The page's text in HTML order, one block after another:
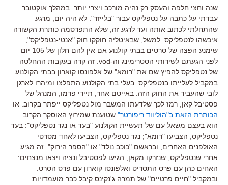
שנה וחצי חלפה והעסק רק נהיה מורכב ויצרי יותר. במהלך אוקטובר
עבדתי על כתבה על נטפליקס עבור "בלייזר". לא היה יום, מרגע
שהתחלתי לכתוב אותה ועד לרגע זה, שלא התפרסמה כותרת הקשורה
איכשהו לנטפליקס. למשל, שבאיטליה חוקקו חוק "אנטי-נטפליקס",
שימנע הפצה של סרטים בבתי קולנוע אם אין להם חלון של 105 יום
לפני הגעתם לשירותי הסטרימינג וה-vod. זה קרה בעקבות ההחלטה
של נטפליקס להפיץ שם את "רומא" של אלפונסו קוארון בבתי הקולנוע
במקביל לעלייתו בנטפליקס. בעלי בתי הקולנוע התפלצו ומיהרו לארגן
לובי שהעביר את החוק הזה. באייטם אחר, תיירי פרמו, המנהל של
פסטיבל קאן, רמז לכך שלדעתו המשבר מול נטפליקס ייפתר בקרוב. או
הכותרת הזאת ב"הוליווד ריפורטר" שטוענת שמירוץ האוסקר הקרוב
הוא בעצם משאל עם של תעשיית הקולנוע "בעד או נגד נטפליקס": בעד
נטפליקס, הצביעו "רומא"; נגד נטפליקס, הצביעו לאחד מסרטי
האולפנים האחרים, ובראשם "כוכב נולד" או "הספר הירוק". זה מגיע
אחרי שנטפליקס, שנזרקו מקאן, הגיעו לפסטיבל ונציה ויצאו מנצחים:
האחים כהן עם פרס התסריט ואלפונסו קוארון עם פרס הסרט.
ובמקביל "חיים פרטיים" של תמרה ג'נקינס קיבל כבר מועמדויות